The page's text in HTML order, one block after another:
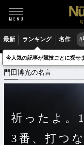
最新 ランキング 名作 #
スポーツ名言集 カ 門田
門田博光の名言
祈ったよ。
3番、打つ
今人気の記事が競技ごとに探せ